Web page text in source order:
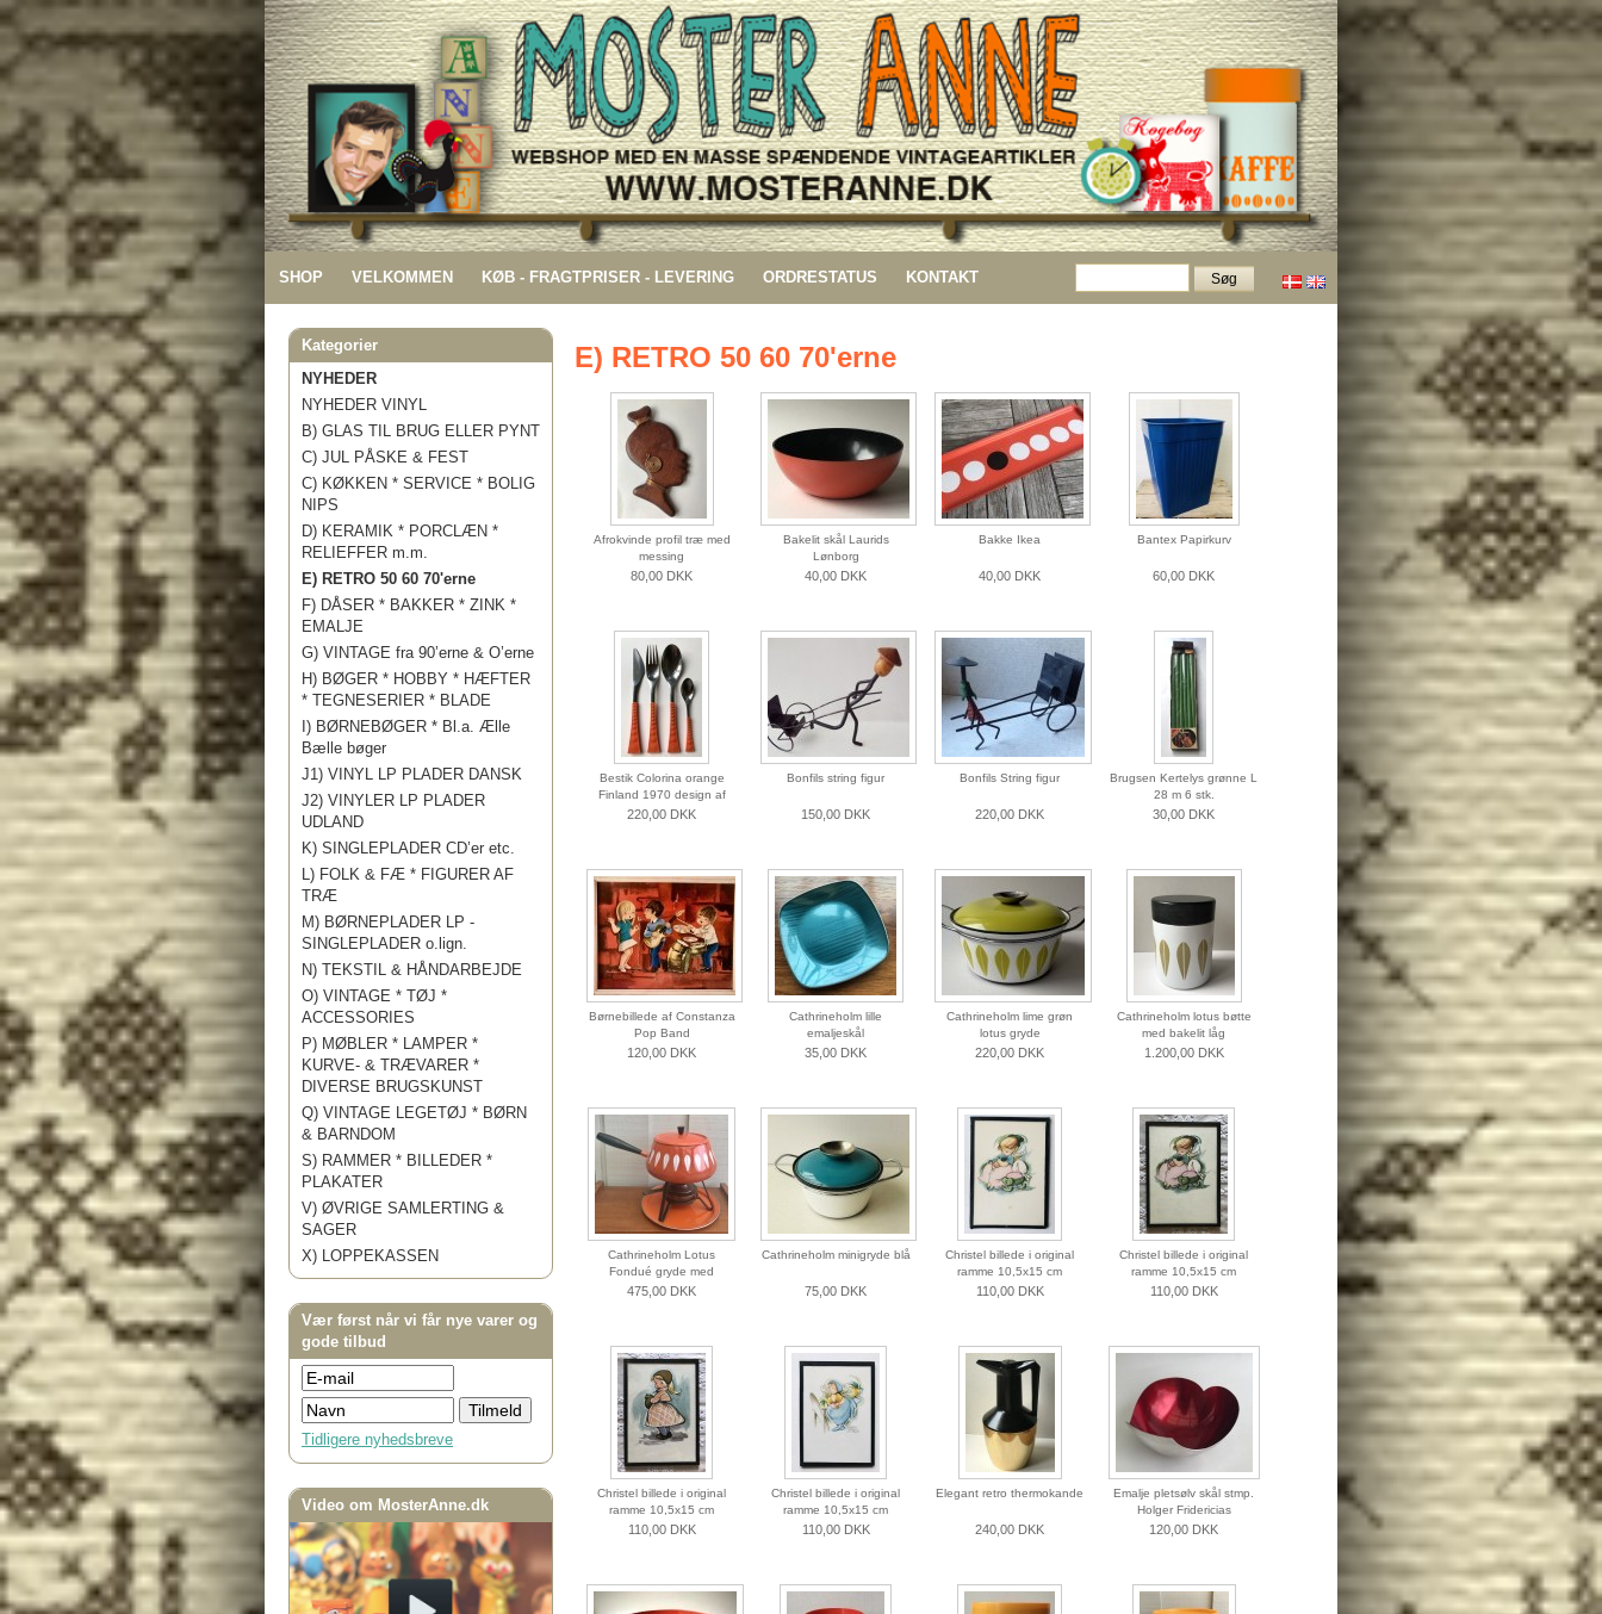
SHOP VELKOMMEN KØB - FRAGTPRISER - LEVERING ORDRESTATUS KONTAKT
Kategorier
NYHEDER
NYHEDER VINYL
B) GLAS TIL BRUG ELLER PYNT
C) JUL PÅSKE & FEST
C) KØKKEN * SERVICE * BOLIG
NIPS
D) KERAMIK * PORCLÆN *
RELIEFFER m.m.
E) RETRO 50 60 70'erne
F) DÅSER * BAKKER * ZINK *
EMALJE
G) VINTAGE fra 90’erne & O’erne
H) BØGER * HOBBY * HÆFTER
* TEGNESERIER * BLADE
I) BØRNEBØGER * Bl.a. Ælle
Bælle bøger
J1) VINYL LP PLADER DANSK
J2) VINYLER LP PLADER
UDLAND
K) SINGLEPLADER CD’er etc.
L) FOLK & FÆ * FIGURER AF
TRÆ
M) BØRNEPLADER LP -
SINGLEPLADER o.lign.
N) TEKSTIL & HÅNDARBEJDE
O) VINTAGE * TØJ *
ACCESSORIES
P) MØBLER * LAMPER *
KURVE- & TRÆVARER *
DIVERSE BRUGSKUNST
Q) VINTAGE LEGETØJ * BØRN
& BARNDOM
S) RAMMER * BILLEDER *
PLAKATER
V) ØVRIGE SAMLERTING &
SAGER
X) LOPPEKASSEN
Vær først når vi får nye varer og
gode tilbud
Tidligere nyhedsbreve
Video om MosterAnne.dk
E) RETRO 50 60 70'erne
Afrokvinde profil træ med
messing
80,00 DKK
Bakelit skål Laurids
Lønborg
40,00 DKK
Bakke Ikea
40,00 DKK
Bantex Papirkurv
60,00 DKK
Bestik Colorina orange
Finland 1970 design af
Nanny Still
220,00 DKK
Bonfils string figur
150,00 DKK
Bonfils String figur
220,00 DKK
Brugsen Kertelys grønne L
28 m 6 stk.
30,00 DKK
Børnebillede af Constanza
Pop Band
120,00 DKK
Cathrineholm lille
emaljeskål
35,00 DKK
Cathrineholm lime grøn
lotus gryde
220,00 DKK
Cathrineholm lotus bøtte
med bakelit låg
1.200,00 DKK
Cathrineholm Lotus
Fondué gryde med
brænder
475,00 DKK
Cathrineholm minigryde blå
75,00 DKK
Christel billede i original
ramme 10,5x15 cm
110,00 DKK
Christel billede i original
ramme 10,5x15 cm
110,00 DKK
Christel billede i original
ramme 10,5x15 cm
110,00 DKK
Christel billede i original
ramme 10,5x15 cm
110,00 DKK
Elegant retro thermokande
240,00 DKK
Emalje pletsølv skål stmp.
Holger Fridericias
120,00 DKK